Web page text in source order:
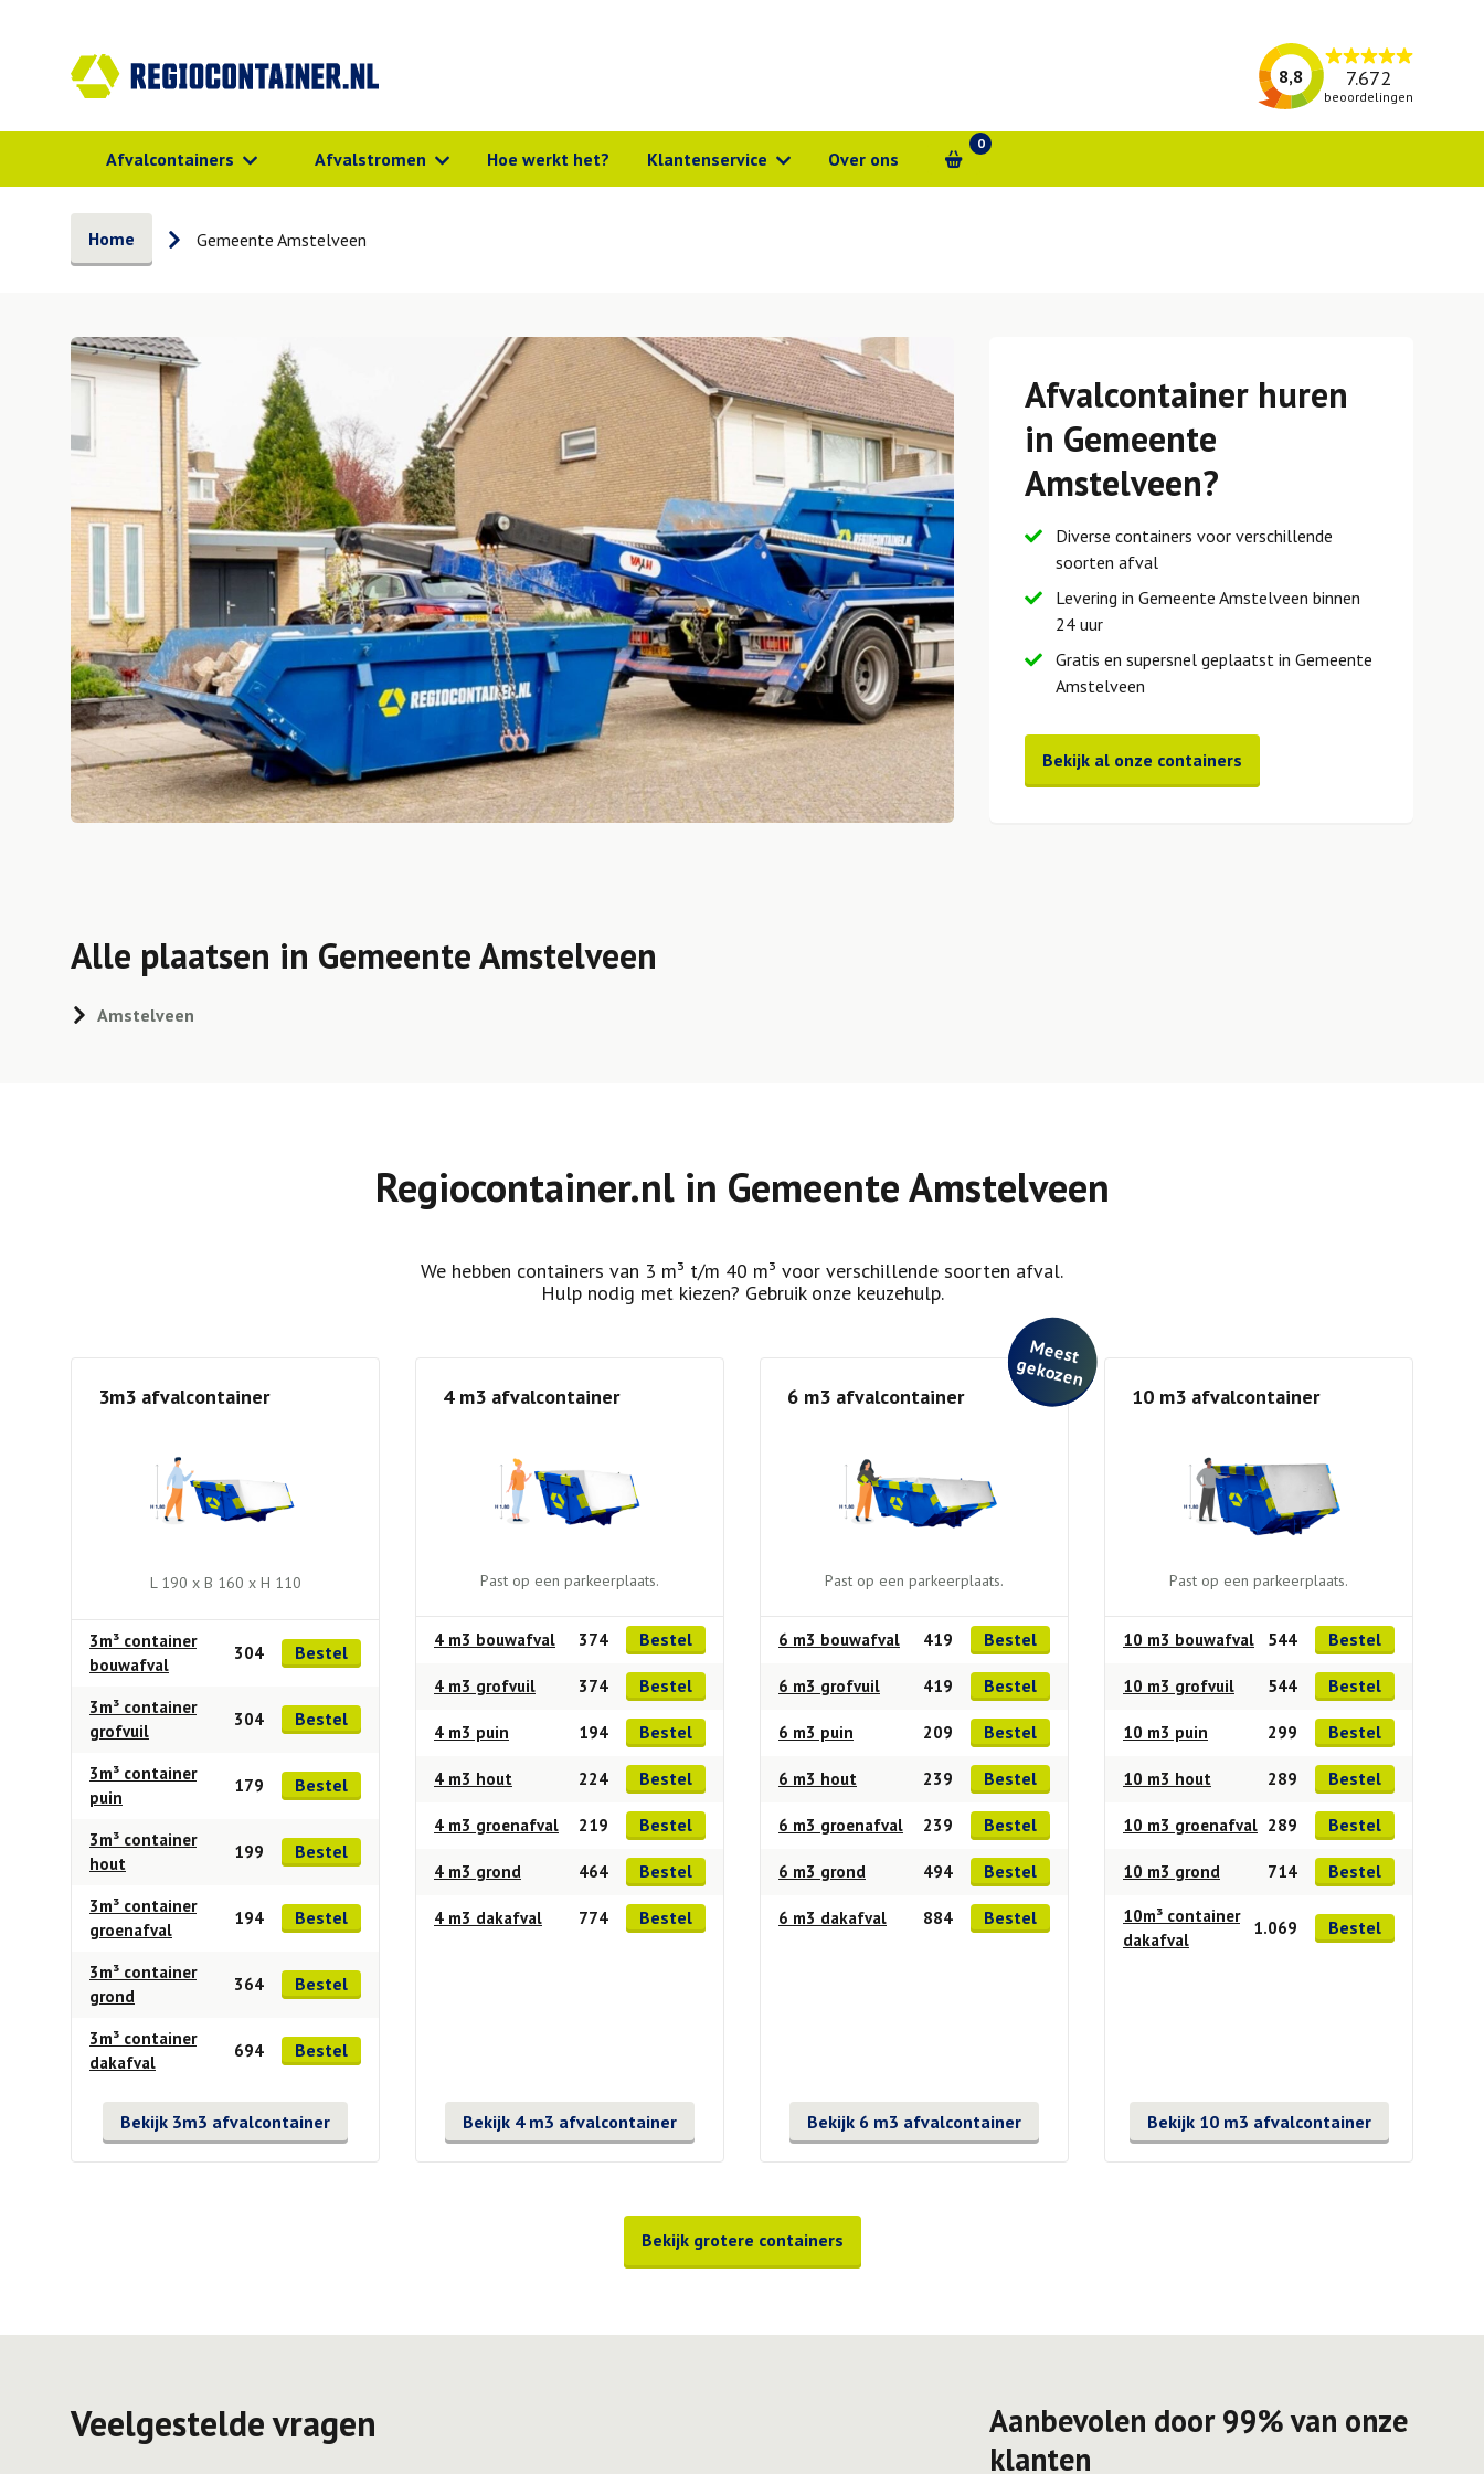
8,8 7.672
beoordelingen
Afvalcontainers Afvalstromen Hoe werkt het? Klantenservice Over ons
0
Home Gemeente Amstelveen
Afvalcontainer huren
in Gemeente
Amstelveen?
Diverse containers voor verschillende
soorten afval
Levering in Gemeente Amstelveen binnen
24 uur
Gratis en supersnel geplaatst in Gemeente
Amstelveen
Bekijk al onze containers
Alle plaatsen in Gemeente Amstelveen
Amstelveen
Regiocontainer.nl in Gemeente Amstelveen
We hebben containers van 3 m³ t/m 40 m³ voor verschillende soorten afval.
Hulp nodig met kiezen? Gebruik onze keuzehulp.
3m3 afvalcontainer
L 190 x B 160 x H 110
3m³ container
bouwafval
304 Bestel
3m³ container
grofvuil
304 Bestel
3m³ container
puin
179 Bestel
3m³ container
hout
199 Bestel
3m³ container
groenafval
194 Bestel
3m³ container
grond
364 Bestel
3m³ container
dakafval
694 Bestel
Bekijk 3m3 afvalcontainer
4 m3 afvalcontainer
Past op een parkeerplaats.
4 m3 bouwafval 374 Bestel
4 m3 grofvuil 374 Bestel
4 m3 puin 194 Bestel
4 m3 hout 224 Bestel
4 m3 groenafval 219 Bestel
4 m3 grond 464 Bestel
4 m3 dakafval 774 Bestel
Bekijk 4 m3 afvalcontainer
M
e
e
st
g
e
ko
ze
n
6 m3 afvalcontainer
Past op een parkeerplaats.
6 m3 bouwafval 419 Bestel
6 m3 grofvuil 419 Bestel
6 m3 puin 209 Bestel
6 m3 hout 239 Bestel
6 m3 groenafval 239 Bestel
6 m3 grond 494 Bestel
6 m3 dakafval 884 Bestel
Bekijk 6 m3 afvalcontainer
10 m3 afvalcontainer
Past op een parkeerplaats.
10 m3 bouwafval 544 Bestel
10 m3 grofvuil 544 Bestel
10 m3 puin 299 Bestel
10 m3 hout 289 Bestel
10 m3 groenafval 289 Bestel
10 m3 grond 714 Bestel
10m³ container
dakafval
1.069 Bestel
Bekijk 10 m3 afvalcontainer
Bekijk grotere containers
Veelgestelde vragen
Aanbevolen door 99% van onze
klanten